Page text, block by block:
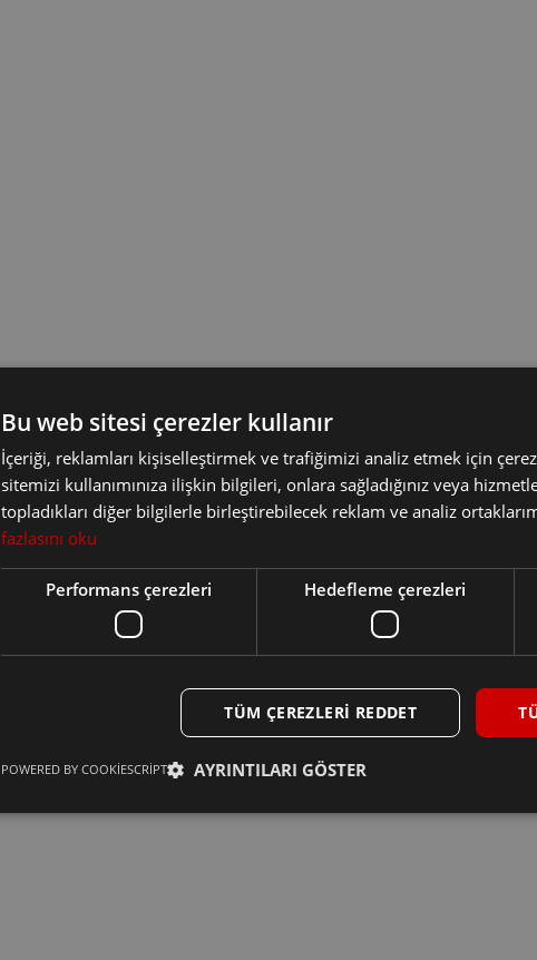
Bu web sitesi çerezler kullanır
İçeriği, reklamları kişiselleştirmek ve trafiğimizi analiz etmek için
sitemizi kullanımınıza ilişkin bilgileri, onlara sağladığınız veya
topladıkları diğer bilgilerle birleştirebilecek reklam ve analiz
fazlasını oku
Performans çerezleri Hedefleme çerezleri
TÜM ÇEREZLERI REDDET
AYRINTILARI GÖSTER
POWERED BY COOKIESCRIPT